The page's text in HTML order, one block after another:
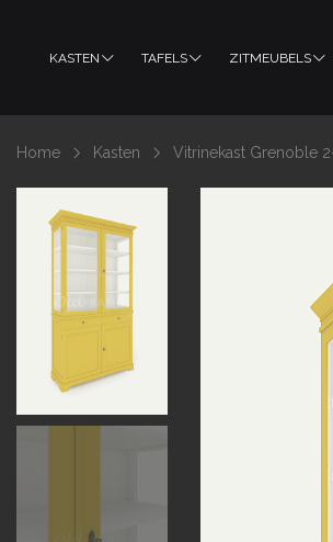
KASTEN TAFELS ZITMEUBELS
Home Kasten Vitrinekast Grenoble